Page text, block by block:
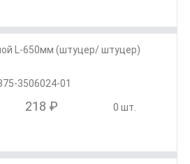
L-650мм (штуцер/ штуцер)
3506024-01
218 ₽ 0 шт.